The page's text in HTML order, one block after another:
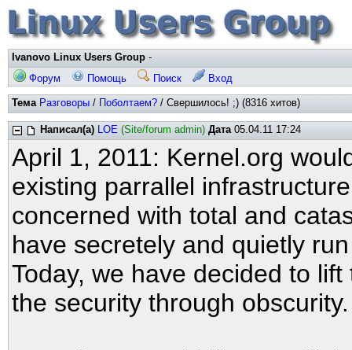
Ivanovo Linux Users Group -
Форум
Помощь Поиск Вход
Тема Разговоры / Поболтаем? / Свершилось! ;) (8316 хитов)
Написал(а) LOE (Site/forum admin) Дата05.04.11 17:24
April 1, 2011: Kernel.org
existing parrallel
concerned with total and
have secretely and quietly
Today, we have decided to
the security through obscurity.